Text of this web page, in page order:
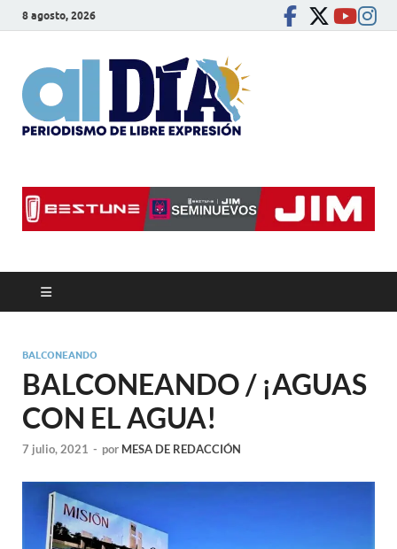
8 agosto, 2026
BALCONEANDO
BALCONEANDO / ¡AGUAS
CON EL AGUA!
7 julio, 2021 - por MESA DE REDACCIÓN